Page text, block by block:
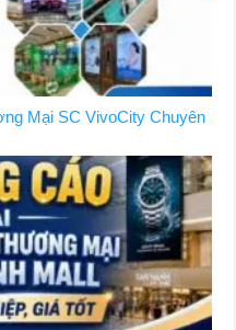
Mại SC VivoCity Chuyên